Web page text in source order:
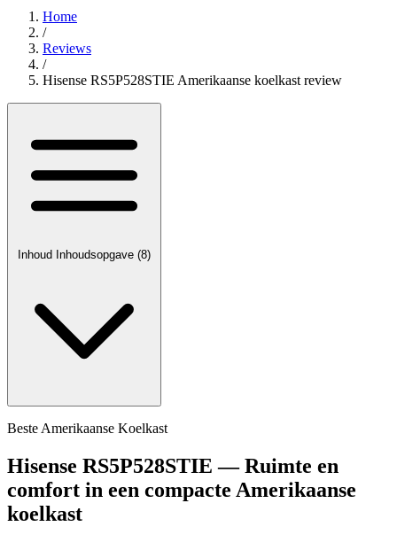
Home
/
Reviews
/
Hisense RS5P528STIE Amerikaanse koelkast review
Inhoud Inhoudsopgave (8)
Beste Amerikaanse Koelkast
Hisense RS5P528STIE — Ruimte en
comfort in een compacte Amerikaanse
koelkast